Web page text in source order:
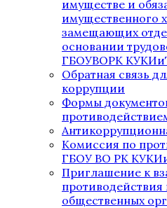
имуществе и
имущественного
замещающих
основании
ГБОУВОРК
Обратная связь
коррупции
Формы
Комиссия по
ГБОУ ВО РК
Приглашение к
общественных